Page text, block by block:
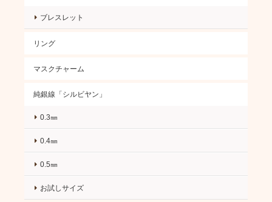
ブレスレット
リング
マスクチャーム
純銀線「シルビヤン」
0.3㎜
0.4㎜
0.5㎜
お試しサイズ